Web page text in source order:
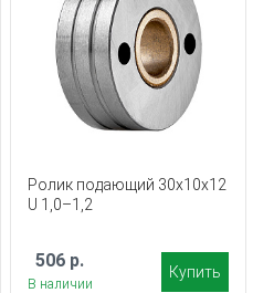
Ролик подающий 30х10х12
U 1,0–1,2
506 р.
В наличии
Купить